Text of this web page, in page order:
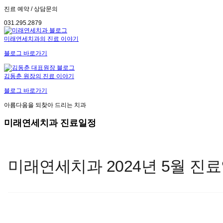
진료 예약 / 상담문의
031.295.2879
미래연세치과의 진료 이야기
블로그 바로가기
김동춘 원장의 진료 이야기
블로그 바로가기
아름다움을 되찾아 드리는 치과
미래연세치과 진료일정
미래연세치과 2024년 5월 진